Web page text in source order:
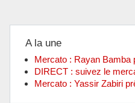
A la une
Mercato : Rayan Bamba
DIRECT : suivez le
Mercato : Yassir Zabiri